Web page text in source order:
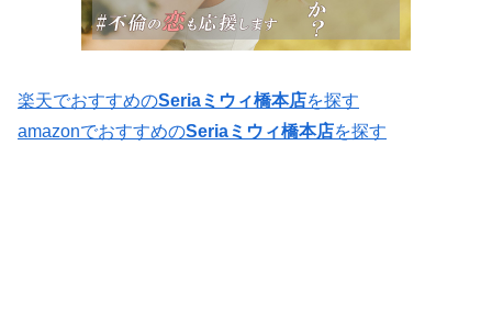
楽天でおすすめのSeriaミウィ橋本店を探す
amazonでおすすめのSeriaミウィ橋本店を探す